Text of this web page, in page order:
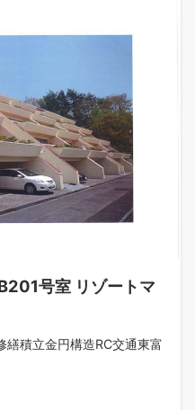
号室 リゾートマ
積立金円構造RC交通東富